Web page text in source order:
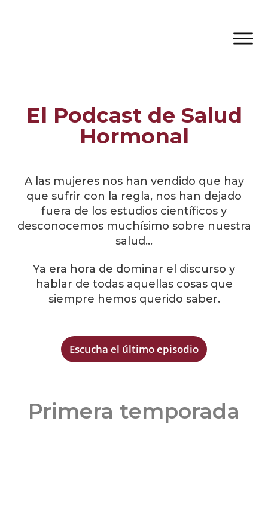
El Podcast de Salud
Hormonal
A las mujeres nos han vendido que hay
que sufrir con la regla, nos han dejado
fuera de los estudios científicos y
desconocemos muchísimo sobre nuestra
salud…
Ya era hora de dominar el discurso y
hablar de todas aquellas cosas que
siempre hemos querido saber.
Escucha el último episodio
Primera temporada